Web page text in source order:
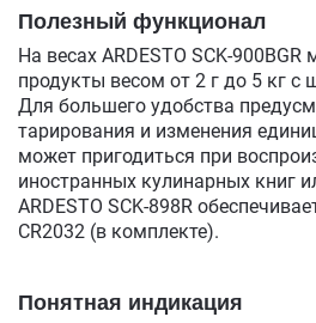
Полезный функционал
На весах ARDESTO SCK-
продукты весом от 2 г до 5 кг с
Для большего удобства
тарирования и изменения
может пригодиться при
иностранных кулинарных книг
ARDESTO SCK-898R
CR2032 (в комплекте).
Понятная индикация